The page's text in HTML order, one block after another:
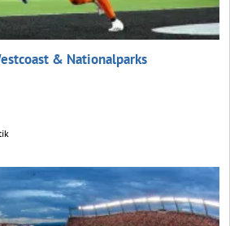
& Nationalparks